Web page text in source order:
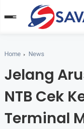
Home News
Jelang
NTB Cek
Terminal